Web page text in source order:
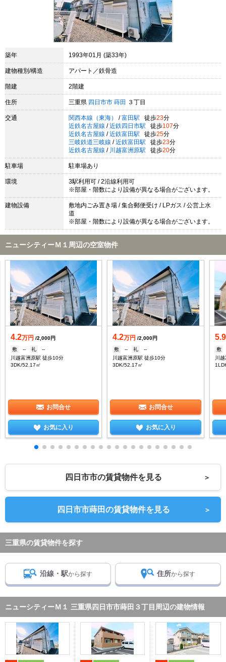
築年 1993年01月 (築33年)
建物種別/構造 アパート／鉄骨造
階建 2階建
住所 三重県 四日市市 蒔田 ３丁目
交通 関西本線（東海） / 富田駅 徒歩23分
近鉄名古屋線 / 近鉄四日市駅 徒歩107分
近鉄名古屋線 / 近鉄富田駅 徒歩25分
三岐鉄道三岐線 / 近鉄富田駅 徒歩23分
近鉄名古屋線 / 川越富洲原駅 徒歩20分
駐車場 駐車場あり
環境
3駅利用可 / 2沿線利用可
※部屋・階数により設備が異なる場合がございます。
建物設備
敷地内ごみ置き場 / 集合郵便受け / LPガス / 公営上水
道
※部屋・階数により設備が異なる場合がございます。
ニューシティーＭ１周辺の空室物件
4.2万円 /2,000円
敷
-- 礼
--
川越富洲原駅 徒歩10分
3DK/52.17㎡
お問合せ
お気に入り
4.2万円 /2,000円
敷
-- 礼
--
川越富洲原駅 徒歩10分
3DK/52.17㎡
お問合せ
お気に入り
敷
川
四日市市の賃貸物件を見る ＞
四日市市蒔田の賃貸物件を見る ＞
三重県の賃貸物件を探す
沿線・駅から探す 住所から探す
ニューシティーＭ１ 三重県四日市市蒔田３丁目周辺の建物情報